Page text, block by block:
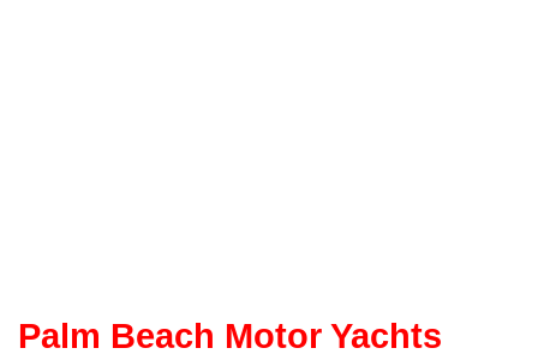
Palm Beach Motor Yachts